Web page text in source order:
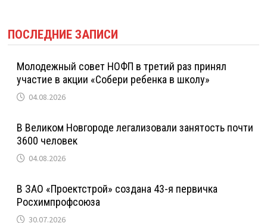
ПОСЛЕДНИЕ ЗАПИСИ
Молодежный совет НОФП в третий раз принял
участие в акции «Собери ребенка в школу»
04.08.2026
В Великом Новгороде легализовали занятость почти
3600 человек
04.08.2026
В ЗАО «Проектстрой» создана 43-я первичка
Росхимпрофсоюза
30.07.2026